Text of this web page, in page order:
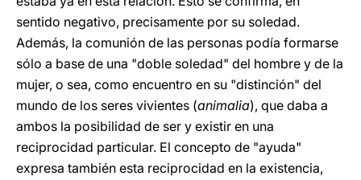
sentido negativo, precisamente por su soledad.
Además, la comunión de las personas podía formarse
sólo a base de una "doble soledad" del hombre y de la
mujer, o sea, como encuentro en su "distinción" del
mundo de los seres vivientes (animalia), que daba a
ambos la posibilidad de ser y existir en una
reciprocidad particular. El concepto de "ayuda"
expresa también esta reciprocidad en la existencia,